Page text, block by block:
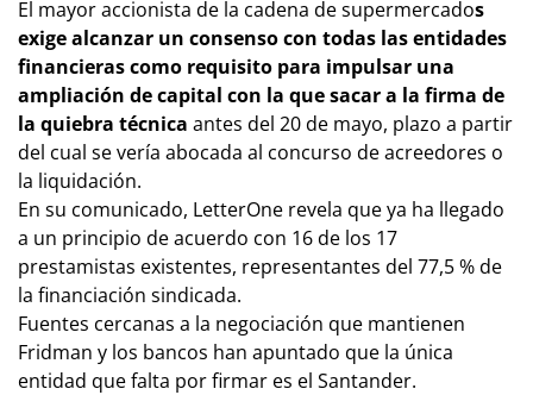
El mayor accionista de la cadena de supermercados
exige alcanzar un consenso con todas las entidades
financieras como requisito para impulsar una
ampliación de capital con la que sacar a la firma de
la quiebra técnica antes del 20 de mayo, plazo a partir
del cual se vería abocada al concurso de acreedores o
la liquidación.
En su comunicado, LetterOne revela que ya ha llegado
a un principio de acuerdo con 16 de los 17
prestamistas existentes, representantes del 77,5 % de
la financiación sindicada.
Fuentes cercanas a la negociación que mantienen
Fridman y los bancos han apuntado que la única
entidad que falta por firmar es el Santander.